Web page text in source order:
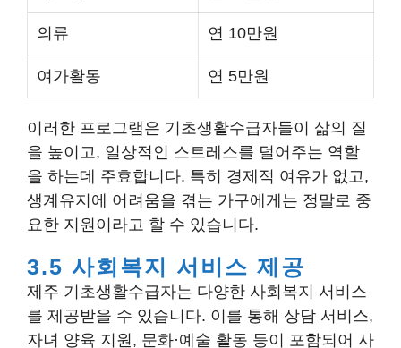
의류 연 10만원
여가활동 연 5만원
이러한 프로그램은 기초생활수급자들이 삶의 질
을 높이고, 일상적인 스트레스를 덜어주는 역할
을 하는데 주효합니다. 특히 경제적 여유가 없고,
생계유지에 어려움을 겪는 가구에게는 정말로 중
요한 지원이라고 할 수 있습니다.
3.5 사회복지 서비스 제공
제주 기초생활수급자는 다양한 사회복지 서비스
를 제공받을 수 있습니다. 이를 통해 상담 서비스,
자녀 양육 지원, 문화·예술 활동 등이 포함되어 사